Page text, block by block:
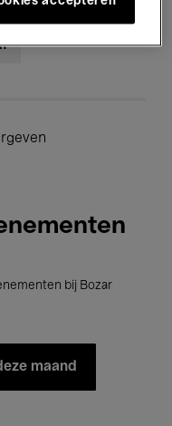
bij Bozar
maand